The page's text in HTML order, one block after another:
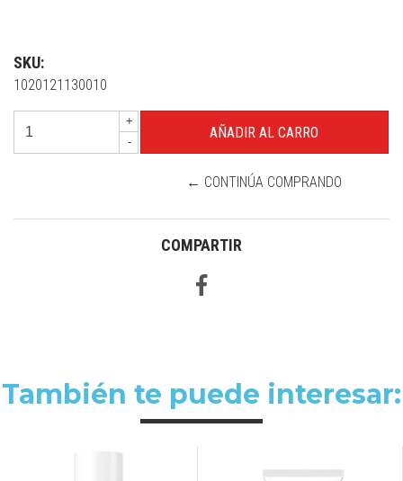
SKU:
1020121130010
+
-
← CONTINÚA COMPRANDO
COMPARTIR
También te puede interesar: